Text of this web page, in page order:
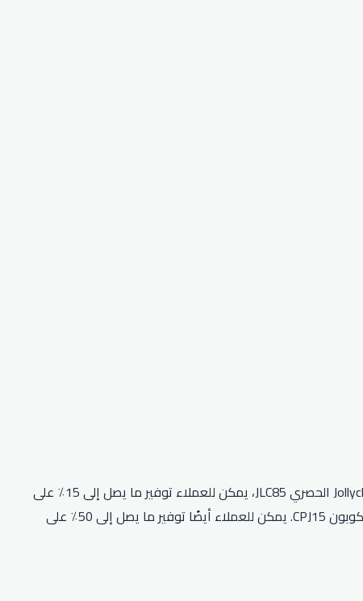
تقدم Jollychic خصمًا كبيرًا على جميع الطلبات مع كود خصم أفنان البطل. يحصل العملاء على خصم 25٪ على طلبهم الأول. مع رمز قسيمة Jollychic الحصري JLC85، يمكن للعملاء توفير ما يصل إلى 15٪ على
الطلبات وهذا العرض ليس له تاريخ انتهاء صلاحية. بالإضافة إلى ذلك، يمكن للعملاء الاستفادة من خصم 19٪ على مشترياتهم باستخدام رمز الكوبون CPJ15. يمكن للعملاء أيضًا توفير ما يصل إلى 50٪ على